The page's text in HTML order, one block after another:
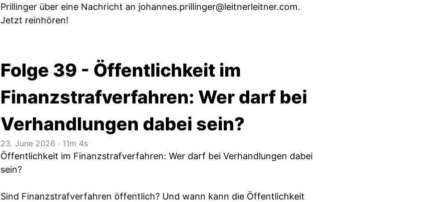
Prillinger über eine Nachricht an johannes.prillinger@leitnerleitner.com.
Jetzt reinhören!
Folge 39 - Öffentlichkeit im
Finanzstrafverfahren: Wer darf bei
Verhandlungen dabei sein?
23. June 2026 ‧ 11m 4s
Öffentlichkeit im Finanzstrafverfahren: Wer darf bei Verhandlungen dabei
sein?
Sind Finanzstrafverfahren öffentlich? Und wann kann die Öffentlichkeit